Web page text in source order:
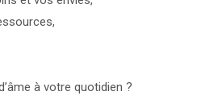
à votre quotidien ?